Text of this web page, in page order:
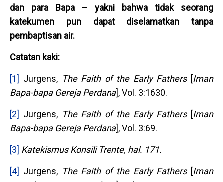
dan para Bapa – yakni bahwa tidak seorang
katekumen pun dapat diselamatkan tanpa
pembaptisan air.
Catatan kaki:
[1] Jurgens, The Faith of the Early Fathers[Iman
Bapa-bapa Gereja Perdana], Vol. 3:1630.
[2] Jurgens, The Faith of the Early Fathers[Iman
Bapa-bapa Gereja Perdana], Vol. 3:69.
[3] Katekismus Konsili Trente, hal. 171.
[4] Jurgens, The Faith of the Early Fathers[Iman